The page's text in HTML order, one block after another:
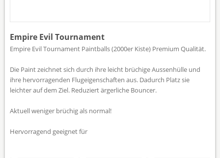
Empire Evil Tournament
Empire Evil Tournament Paintballs (2000er Kiste) Premium Qualität.
Die Paint zeichnet sich durch ihre leicht brüchige Aussenhülle und
ihre hervorragenden Flugeigenschaften aus. Dadurch Platz sie
leichter auf dem Ziel. Reduziert ärgerliche Bouncer.
Aktuell weniger brüchig als normal!
Hervorragend geeignet für